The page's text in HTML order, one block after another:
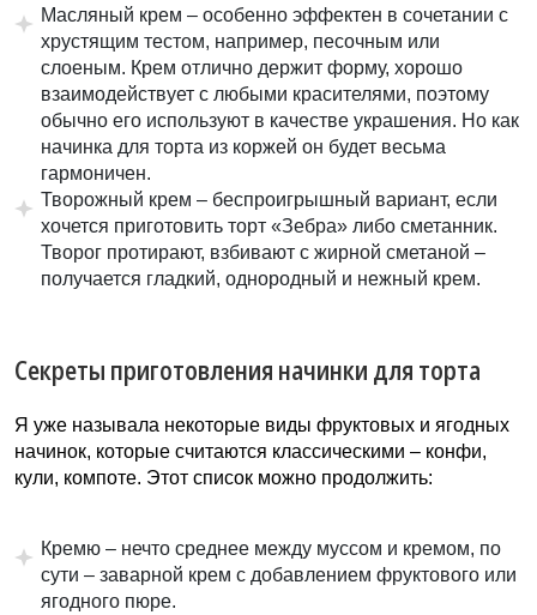
Масляный крем – особенно эффектен в сочетании с
хрустящим тестом, например, песочным или
слоеным. Крем отлично держит форму, хорошо
взаимодействует с любыми красителями, поэтому
обычно его используют в качестве украшения. Но как
начинка для торта из коржей он будет весьма
гармоничен.
Творожный крем – беспроигрышный вариант, если
хочется приготовить торт «Зебра» либо сметанник.
Творог протирают, взбивают с жирной сметаной –
получается гладкий, однородный и нежный крем.
Секреты приготовления начинки для торта
Я уже называла некоторые виды фруктовых и ягодных
начинок, которые считаются классическими – конфи,
кули, компоте. Этот список можно продолжить:
Кремю – нечто среднее между муссом и кремом, по
сути – заварной крем с добавлением фруктового или
ягодного пюре.